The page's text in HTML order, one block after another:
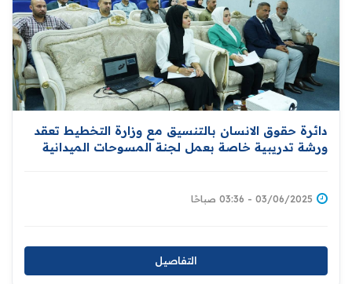
دائرة حقوق الانسان بالتنسيق مع وزارة التخطيط تعقد
ورشة تدريبية خاصة بعمل لجنة المسوحات الميدانية
03/06/2025 - 03:36 صباحًا
التفاصيل